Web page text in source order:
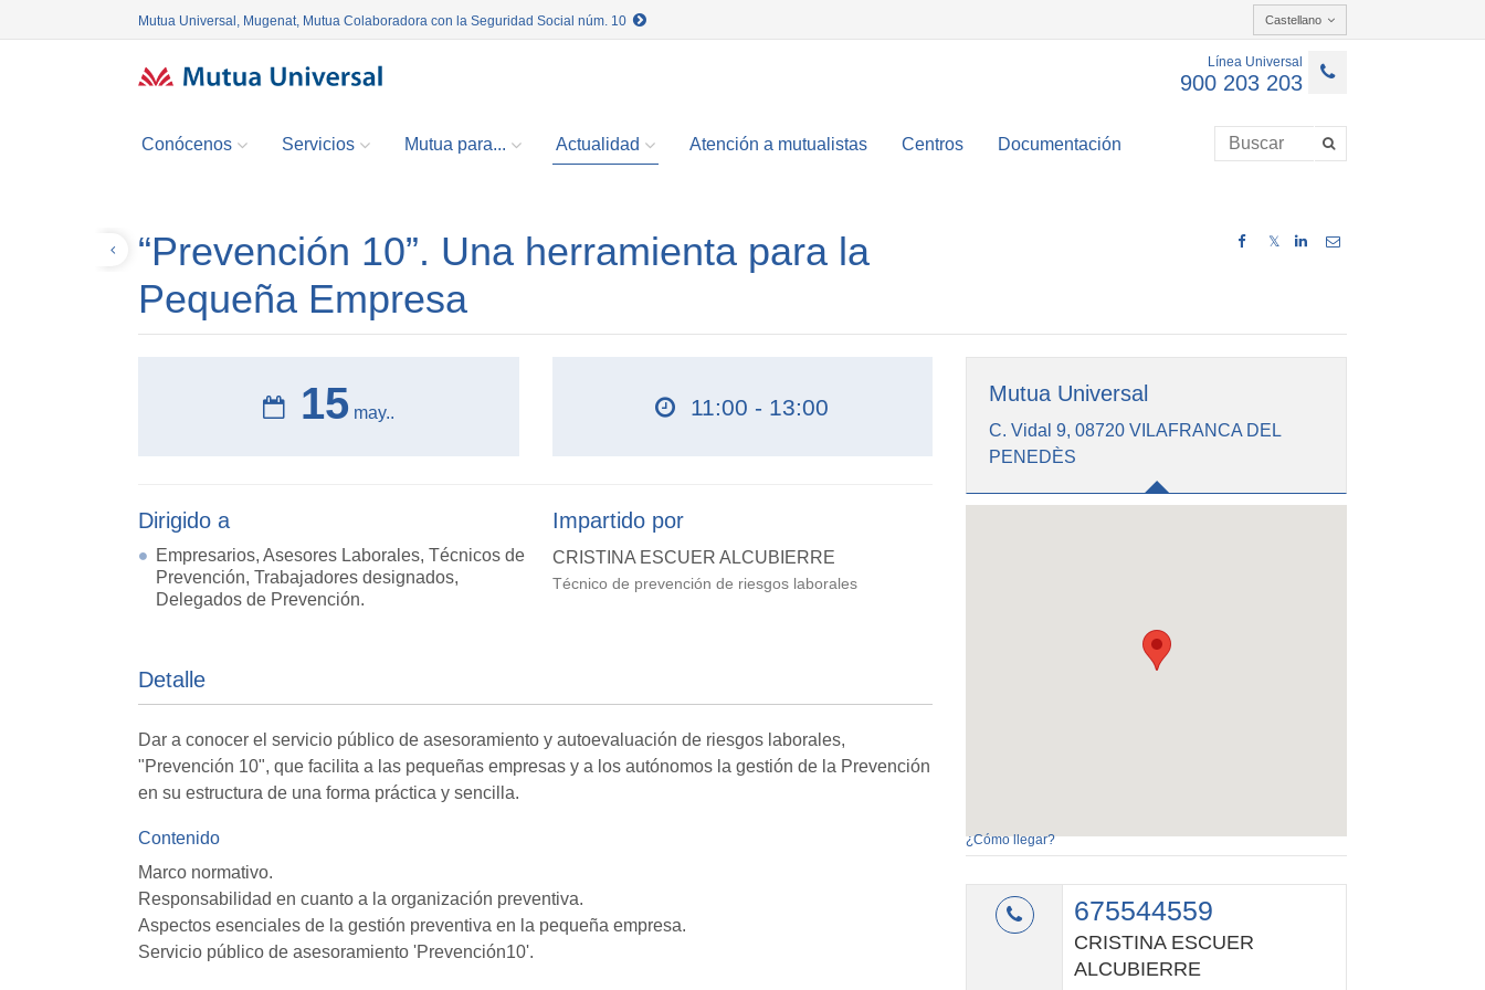
Mutua Universal, Mugenat, Mutua Colaboradora con la Seguridad Social núm. 10 Castellano
Línea Universal
900 203 203
Conócenos Servicios Mutua para... Actualidad Atención a mutualistas Centros Documentación
𝕏
“Prevención 10”. Una herramienta para la
Pequeña Empresa
15 may.. 11:00 - 13:00
Dirigido a
Empresarios, Asesores Laborales, Técnicos de
Prevención, Trabajadores designados,
Delegados de Prevención.
Impartido por
CRISTINA ESCUER ALCUBIERRE
Técnico de prevención de riesgos laborales
Detalle
Dar a conocer el servicio público de asesoramiento y autoevaluación de riesgos laborales,
"Prevención 10", que facilita a las pequeñas empresas y a los autónomos la gestión de la Prevención
en su estructura de una forma práctica y sencilla.
Contenido
Marco normativo.
Responsabilidad en cuanto a la organización preventiva.
Aspectos esenciales de la gestión preventiva en la pequeña empresa.
Servicio público de asesoramiento 'Prevención10'.
Mutua Universal
C. Vidal 9, 08720 VILAFRANCA DEL
PENEDÈS
¿Cómo llegar?
675544559
CRISTINA ESCUER
ALCUBIERRE